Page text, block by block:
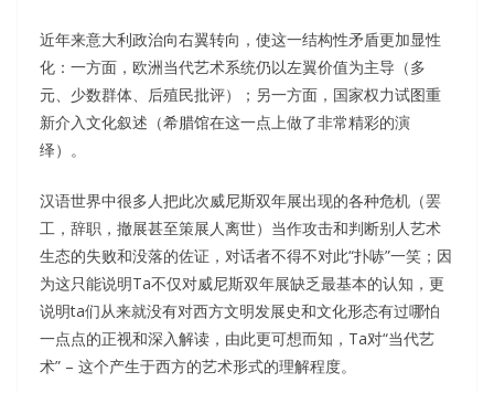
近年来意大利政治向右翼转向，使这一结构性矛盾更加显性
化：一方面，欧洲当代艺术系统仍以左翼价值为主导（多
元、少数群体、后殖民批评）；另一方面，国家权力试图重
新介入文化叙述（希腊馆在这一点上做了非常精彩的演
绎）。
汉语世界中很多人把此次威尼斯双年展出现的各种危机（罢
工，辞职，撤展甚至策展人离世）当作攻击和判断别人艺术
生态的失败和没落的佐证，对话者不得不对此“扑哧”一笑；因
为这只能说明Ta不仅对威尼斯双年展缺乏最基本的认知，更
说明ta们从来就没有对西方文明发展史和文化形态有过哪怕
一点点的正视和深入解读，由此更可想而知，Ta对“当代艺
术” – 这个产生于西方的艺术形式的理解程度。